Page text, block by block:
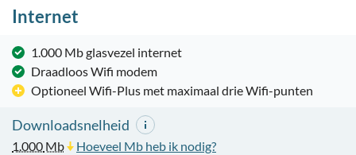
Internet
1.000 Mb glasvezel internet
Draadloos Wifi modem
Optioneel Wifi-Plus met maximaal drie Wifi-punten
Downloadsnelheid
1.000 Mb Hoeveel Mb heb ik nodig?